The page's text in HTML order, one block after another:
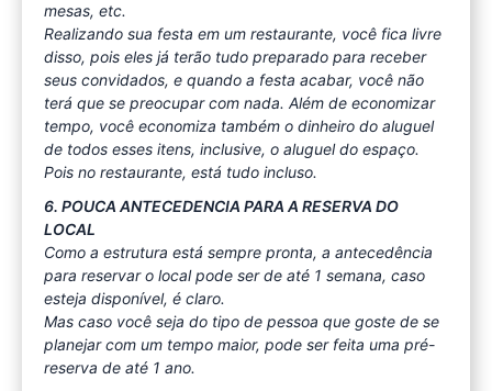
mesas, etc.
Realizando sua festa em um restaurante, você fica livre
disso, pois eles já terão tudo preparado para receber
seus convidados, e quando a festa acabar, você não
terá que se preocupar com nada. Além de economizar
tempo, você economiza também o dinheiro do aluguel
de todos esses itens, inclusive, o aluguel do espaço.
Pois no restaurante, está tudo incluso.
6. POUCA ANTECEDENCIA PARA A RESERVA DO
LOCAL
Como a estrutura está sempre pronta, a antecedência
para reservar o local pode ser de até 1 semana, caso
esteja disponível, é claro.
Mas caso você seja do tipo de pessoa que goste de se
planejar com um tempo maior, pode ser feita uma pré-
reserva de até 1 ano.